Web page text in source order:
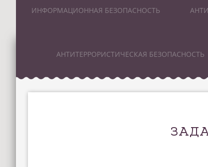
ИНФОРМАЦИОННАЯ БЕЗОПАСНОСТЬ
АНТИТЕРРОРИСТИЧЕСКАЯ БЕЗОПАСНОСТЬ